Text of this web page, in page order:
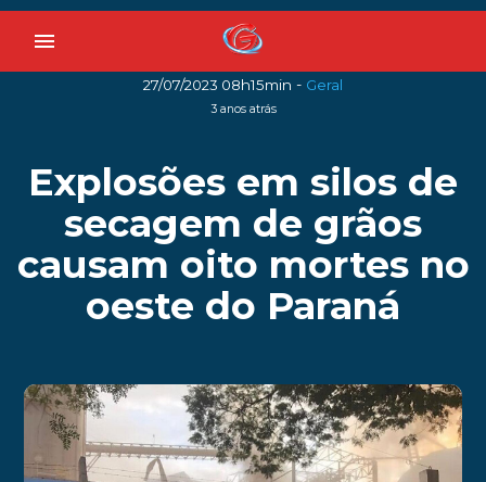
menu
27/07/2023 08h15min - Geral
3 anos atrás
Explosões em silos de
secagem de grãos
causam oito mortes no
oeste do Paraná